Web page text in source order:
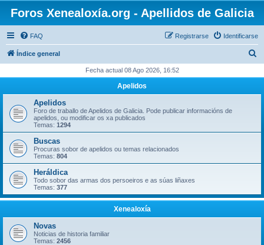
Foros Xenealoxía.org - Apellidos de Galicia
FAQ Identificarse
Registrarse
Índice general
c
Fecha actual 08 Ago 2026, 16:52
Apelidos
Apelidos
Foro de traballo de Apelidos de Galicia. Pode publicar informacións de
apelidos, ou modificar os xa publicados
Temas: 1294
Buscas
Procuras sobor de apelidos ou temas relacionados
Temas: 804
Heráldica
Todo sobor das armas dos persoeiros e as súas liñaxes
Temas: 377
Xenealoxía
Novas
Noticias de historia familiar
Temas: 2456